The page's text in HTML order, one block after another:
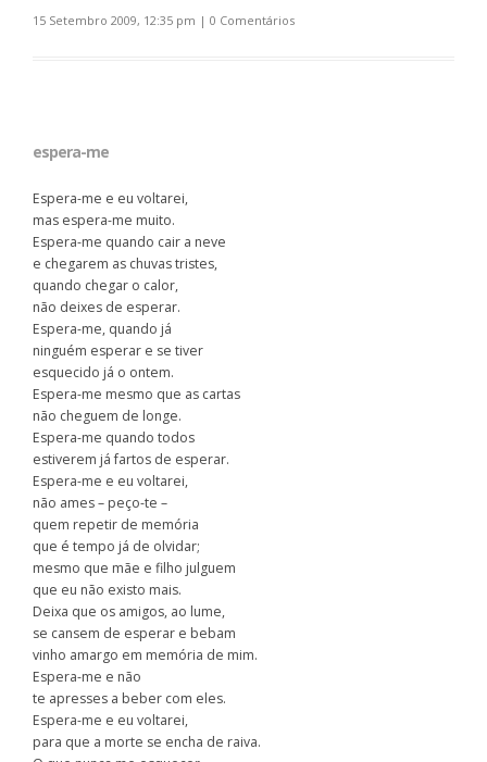
15 Setembro 2009, 12:35 pm | 0 Comentários
espera-me
Espera-me e eu voltarei,
mas espera-me muito.
Espera-me quando cair a neve
e chegarem as chuvas tristes,
quando chegar o calor,
não deixes de esperar.
Espera-me, quando já
ninguém esperar e se tiver
esquecido já o ontem.
Espera-me mesmo que as cartas
não cheguem de longe.
Espera-me quando todos
estiverem já fartos de esperar.
Espera-me e eu voltarei,
não ames – peço-te –
quem repetir de memória
que é tempo já de olvidar;
mesmo que mãe e filho julguem
que eu não existo mais.
Deixa que os amigos, ao lume,
se cansem de esperar e bebam
vinho amargo em memória de mim.
Espera-me e não
te apresses a beber com eles.
Espera-me e eu voltarei,
para que a morte se encha de raiva.